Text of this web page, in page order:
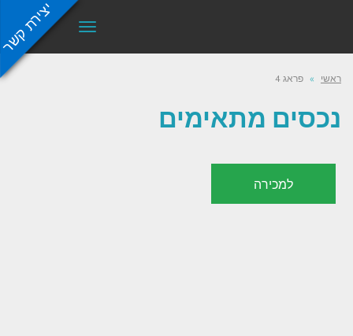
תפריט
ראשי » פראג 4
נכסים מתאימים
למכירה
יצירת קשר